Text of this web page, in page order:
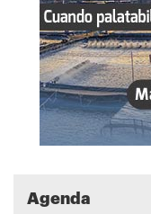
Agenda